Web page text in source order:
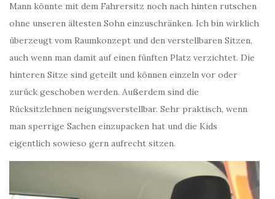
Mann könnte mit dem Fahrersitz noch nach hinten rutschen
ohne unseren ältesten Sohn einzuschränken. Ich bin wirklich
überzeugt vom Raumkonzept und den verstellbaren Sitzen,
auch wenn man damit auf einen fünften Platz verzichtet. Die
hinteren Sitze sind geteilt und können einzeln vor oder
zurück geschoben werden. Außerdem sind die
Rücksitzlehnen neigungsverstellbar. Sehr praktisch, wenn
man sperrige Sachen einzupacken hat und die Kids
eigentlich sowieso gern aufrecht sitzen.